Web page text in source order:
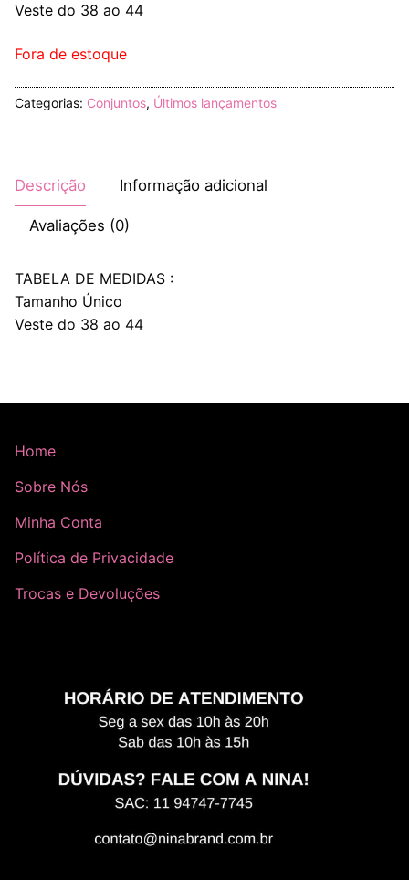
Veste do 38 ao 44
Fora de estoque
Categorias: Conjuntos, Últimos lançamentos
Descrição Informação adicional
Avaliações (0)
TABELA DE MEDIDAS :
Tamanho Único
Veste do 38 ao 44
Home
Sobre Nós
Minha Conta
Política de Privacidade
Trocas e Devoluções